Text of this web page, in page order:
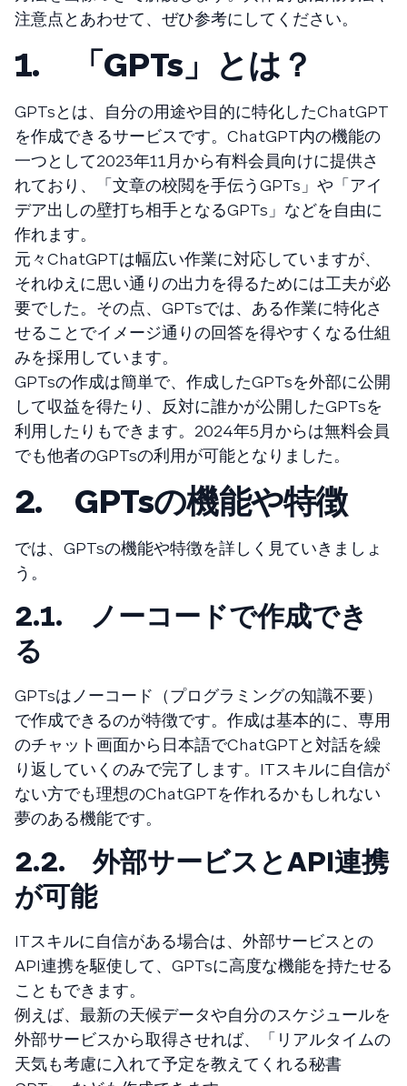
注意点とあわせて、ぜひ参考にしてください。
1. 「GPTs」とは？
GPTsとは、自分の用途や目的に特化したChatGPT
を作成できるサービスです。ChatGPT内の機能の
一つとして2023年11月から有料会員向けに提供さ
れており、「文章の校閲を手伝うGPTs」や「アイ
デア出しの壁打ち相手となるGPTs」などを自由に
作れます。
元々ChatGPTは幅広い作業に対応していますが、
それゆえに思い通りの出力を得るためには工夫が必
要でした。その点、GPTsでは、ある作業に特化さ
せることでイメージ通りの回答を得やすくなる仕組
みを採用しています。
GPTsの作成は簡単で、作成したGPTsを外部に公開
して収益を得たり、反対に誰かが公開したGPTsを
利用したりもできます。2024年5月からは無料会員
でも他者のGPTsの利用が可能となりました。
2. GPTsの機能や特徴
では、GPTsの機能や特徴を詳しく見ていきましょ
う。
2.1. ノーコードで作成でき
る
GPTsはノーコード（プログラミングの知識不要）
で作成できるのが特徴です。作成は基本的に、専用
のチャット画面から日本語でChatGPTと対話を繰
り返していくのみで完了します。ITスキルに自信が
ない方でも理想のChatGPTを作れるかもしれない
夢のある機能です。
2.2. 外部サービスとAPI連携
が可能
ITスキルに自信がある場合は、外部サービスとの
API連携を駆使して、GPTsに高度な機能を持たせる
こともできます。
例えば、最新の天候データや自分のスケジュールを
外部サービスから取得させれば、「リアルタイムの
天気も考慮に入れて予定を教えてくれる秘書